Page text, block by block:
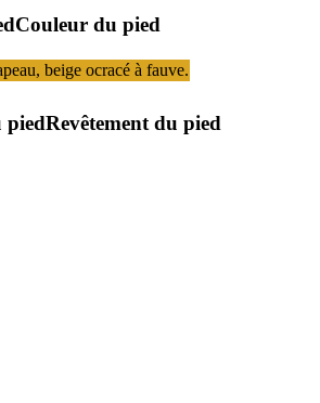
Couleur du pied
beige ocracé à fauve.
Revêtement du pied